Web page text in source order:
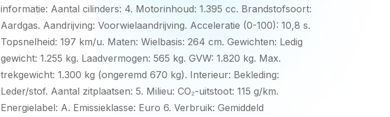
informatie: Aantal cilinders: 4. Motorinhoud: 1.395 cc. Brandstofsoort:
Aardgas. Aandrijving: Voorwielaandrijving. Acceleratie (0-100): 10,8 s.
Topsnelheid: 197 km/u. Maten: Wielbasis: 264 cm. Gewichten: Ledig
gewicht: 1.255 kg. Laadvermogen: 565 kg. GVW: 1.820 kg. Max.
trekgewicht: 1.300 kg (ongeremd 670 kg). Interieur: Bekleding:
Leder/stof. Aantal zitplaatsen: 5. Milieu: CO₂-uitstoot: 115 g/km.
Energielabel: A. Emissieklasse: Euro 6. Verbruik: Gemiddeld